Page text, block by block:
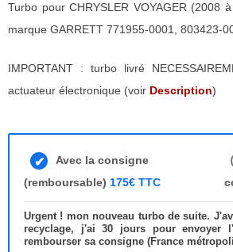
Turbo pour CHRYSLER VOYAGER (2008
marque GARRETT 771955-0001, 803423-
IMPORTANT : turbo livré
actuateur électronique (voir Description)
Avec la consigne
(remboursable) 175€ TTC
Urgent ! mon nouveau turbo de suite.
recyclage, j'ai 30 jours pour envoyer
rembourser sa consigne (France